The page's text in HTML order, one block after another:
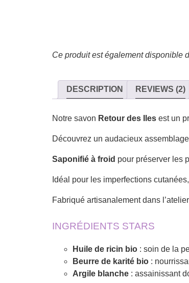
Ce produit est également disponible
DESCRIPTION REVIEWS (2)
Notre savon Retour des Iles est un
Découvrez un audacieux assemblage
Saponifié à froid pour préserver les
Idéal pour les imperfections
Fabriqué artisanalement dans
INGRÉDIENTS STARS
Huile de ricin bio : soin de la
Beurre de karité bio :
Argile blanche : assainissant